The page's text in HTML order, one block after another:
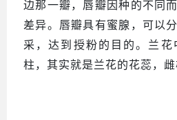
边那一瓣，唇瓣因种的不同
差异。唇瓣具有蜜腺，可以
采，达到授粉的目的。兰
柱，其实就是兰花的花蕊，雌